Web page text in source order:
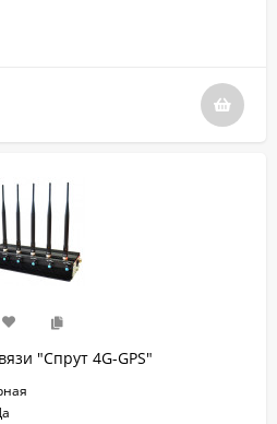
"Спрут 4G-GPS"